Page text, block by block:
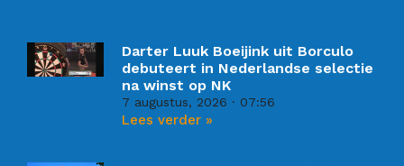
Darter Luuk Boeijink uit Borculo
debuteert in Nederlandse selectie
na winst op NK
7 augustus, 2026 07:56
Lees verder »